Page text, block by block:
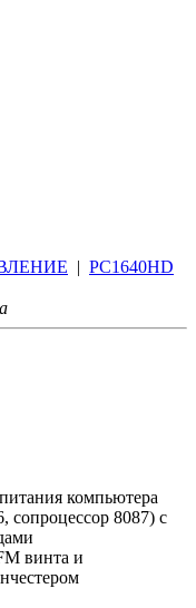
| PC1640HD
компьютера
сопроцессор 8087) с
винта и